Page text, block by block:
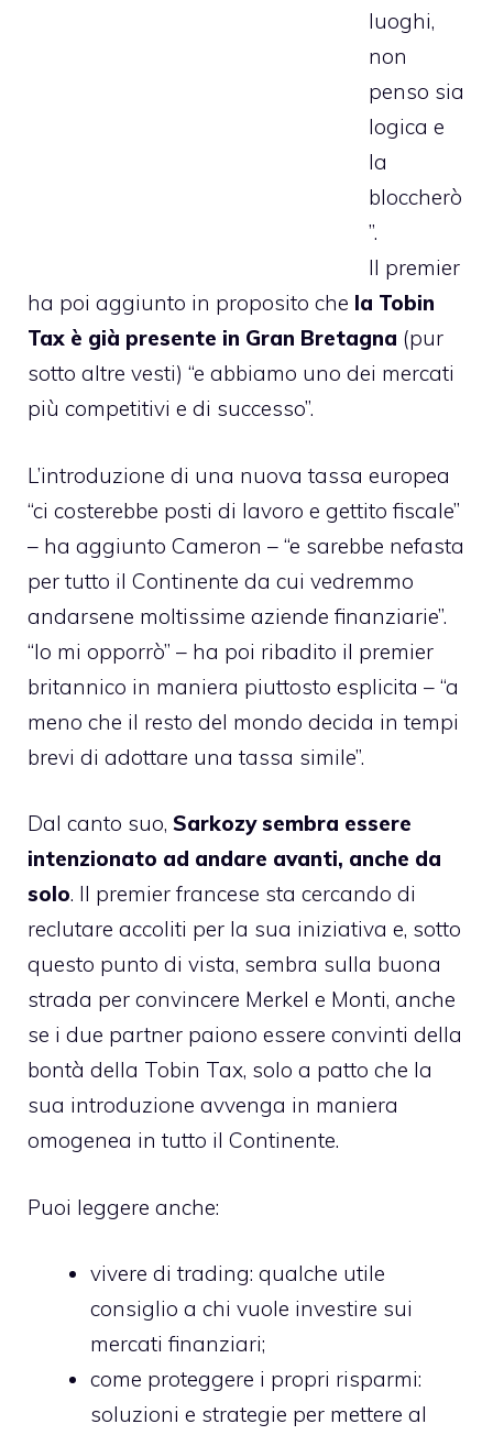
luoghi,
non
penso sia
logica e
la
bloccherò
”.
Il premier
ha poi aggiunto in proposito che la Tobin
Tax è già presente in Gran Bretagna (pur
sotto altre vesti) “e abbiamo uno dei mercati
più competitivi e di successo”.
L’introduzione di una nuova tassa europea
“ci costerebbe posti di lavoro e gettito fiscale”
– ha aggiunto Cameron – “e sarebbe nefasta
per tutto il Continente da cui vedremmo
andarsene moltissime aziende finanziarie”.
“Io mi opporrò” – ha poi ribadito il premier
britannico in maniera piuttosto esplicita – “a
meno che il resto del mondo decida in tempi
brevi di adottare una tassa simile”.
Dal canto suo, Sarkozy sembra essere
intenzionato ad andare avanti, anche da
solo. Il premier francese sta cercando di
reclutare accoliti per la sua iniziativa e, sotto
questo punto di vista, sembra sulla buona
strada per convincere Merkel e Monti, anche
se i due partner paiono essere convinti della
bontà della Tobin Tax, solo a patto che la
sua introduzione avvenga in maniera
omogenea in tutto il Continente.
Puoi leggere anche:
vivere di trading: qualche utile
consiglio a chi vuole investire sui
mercati finanziari;
come proteggere i propri risparmi:
soluzioni e strategie per mettere al